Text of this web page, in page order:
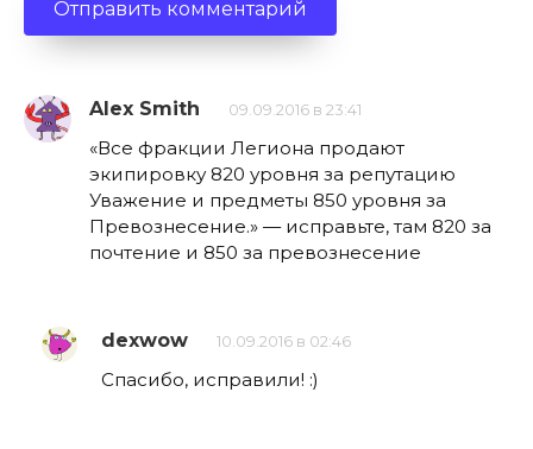
Alex Smith 09.09.2016 в 23:41
«Все фракции Легиона продают
экипировку 820 уровня за репутацию
Уважение и предметы 850 уровня за
Превознесение.» — исправьте, там 820 за
почтение и 850 за превознесение
dexwow 10.09.2016 в 02:46
Спасибо, исправили! :)